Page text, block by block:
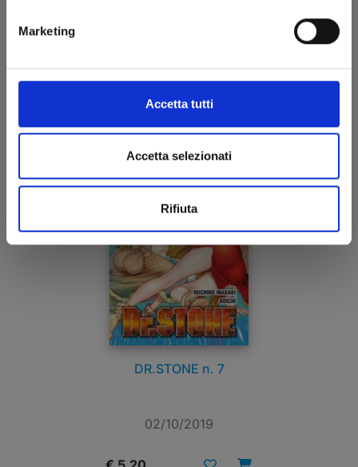
Marketing
Accetta tutti
Accetta selezionati
Rifiuta
01/11/2019
€ 5,90
DR.STONE n. 7
02/10/2019